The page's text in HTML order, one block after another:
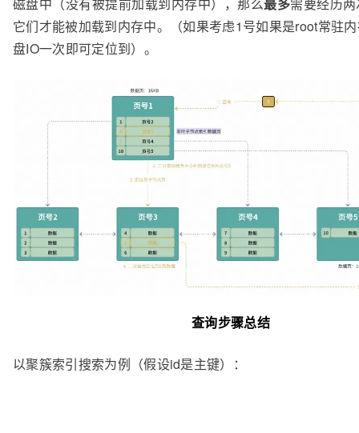
磁盘中（没有被提前加载到内存中），那么最多需要经历
它们才能被加载到内存中。（如果考虑1号如果是root常驻
盘IO一次即可定位到）。
查询步骤总结
以聚簇索引搜索为例（假设id是主键）：